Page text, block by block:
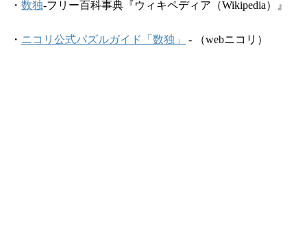
・ 数独-フリー百科事典『ウィキペディア（Wikipedia）』
・ ニコリ公式パズルガイド「数独」 - （webニコリ）